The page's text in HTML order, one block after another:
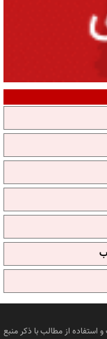
از مطالب با ذکر منبع